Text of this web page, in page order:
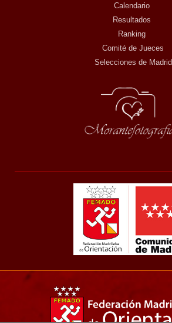
Calendario
Resultados
Ranking
Comité de Jueces
Selecciones de Madrid